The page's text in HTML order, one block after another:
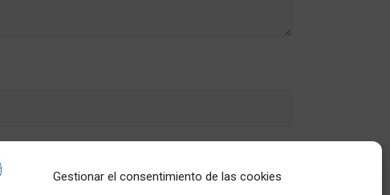
Gestionar el consentimiento de las cookies